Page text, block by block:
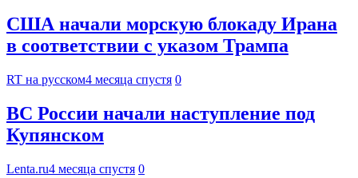
США начали морскую блокаду Ирана
в соответствии с указом Трампа
RT на русском4 месяца спустя 0
ВС России начали наступление под
Купянском
Lenta.ru4 месяца спустя 0